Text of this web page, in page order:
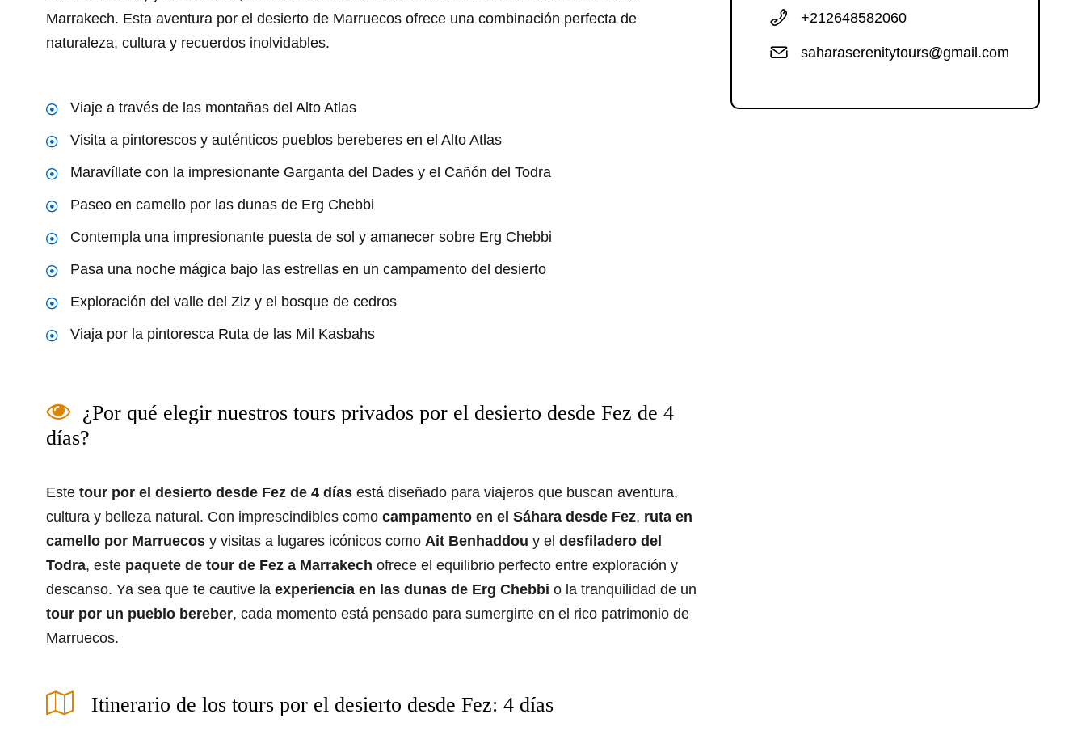
Marrakech. Esta aventura por el desierto de Marruecos ofrece una combinación perfecta de
naturaleza, cultura y recuerdos inolvidables.
Viaje a través de las montañas del Alto Atlas
Visita a pintorescos y auténticos pueblos bereberes en el Alto Atlas
Maravíllate con la impresionante Garganta del Dades y el Cañón del Todra
Paseo en camello por las dunas de Erg Chebbi
Contempla una impresionante puesta de sol y amanecer sobre Erg Chebbi
Pasa una noche mágica bajo las estrellas en un campamento del desierto
Exploración del valle del Ziz y el bosque de cedros
Viaja por la pintoresca Ruta de las Mil Kasbahs
¿Por qué elegir nuestros tours privados por el desierto desde Fez de 4
días?
Este tour por el desierto desde Fez de 4 días está diseñado para viajeros que buscan aventura,
cultura y belleza natural. Con imprescindibles como campamento en el Sáhara desde Fez, ruta en
camello por Marruecos y visitas a lugares icónicos como Ait Benhaddou y el desfiladero del
Todra, este paquete de tour de Fez a Marrakech ofrece el equilibrio perfecto entre exploración y
descanso. Ya sea que te cautive la experiencia en las dunas de Erg Chebbi o la tranquilidad de un
tour por un pueblo bereber, cada momento está pensado para sumergirte en el rico patrimonio de
Marruecos.
Itinerario de los tours por el desierto desde Fez: 4 días
+212648582060
saharaserenitytours@gmail.com